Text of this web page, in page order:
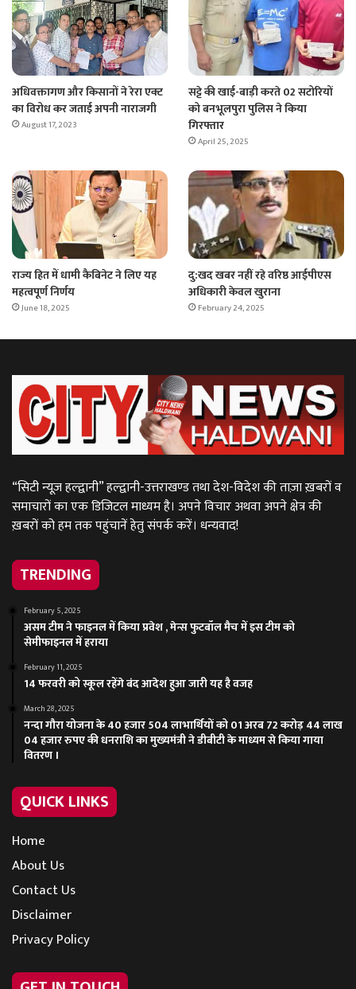
अधिवक्तागण और किसानों ने रेरा एक्ट
का विरोध कर जताई अपनी नाराजगी
August 17, 2023
सट्टे की खाई-बाड़ी करते 02 सटोरियों
को बनभूलपुरा पुलिस ने किया
गिरफ्तार
April 25, 2025
राज्य हित में धामी कैबिनेट ने लिए यह
महत्वपूर्ण निर्णय
June 18, 2025
दु:खद खबर नहीं रहे वरिष्ठ आईपीएस
अधिकारी केवल खुराना
February 24, 2025
“सिटी न्यूज़ हल्द्वानी” हल्द्वानी-उत्तराखण्ड तथा देश-विदेश की ताज़ा ख़बरों व
समाचारों का एक डिजिटल माध्यम है। अपने विचार अथवा अपने क्षेत्र की
ख़बरों को हम तक पहुंचानें हेतु संपर्क करें। धन्यवाद!
TRENDING
February 5, 2025
असम टीम ने फाइनल में किया प्रवेश , मेन्स फुटबॉल मैच में इस टीम को
सेमीफाइनल में हराया
February 11, 2025
14 फरवरी को स्कूल रहेंगे बंद आदेश हुआ जारी यह है वजह
March 28, 2025
नन्दा गौरा योजना के 40 हजार 504 लाभार्थियों को 01 अरब 72 करोड़ 44 लाख
04 हजार रुपए की धनराशि का मुख्यमंत्री ने डीबीटी के माध्यम से किया गाया
वितरण ।
QUICK LINKS
Home
About Us
Contact Us
Disclaimer
Privacy Policy